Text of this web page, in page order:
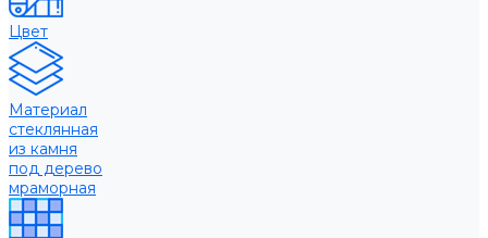
Цвет
Материал
стеклянная
из камня
под дерево
мраморная